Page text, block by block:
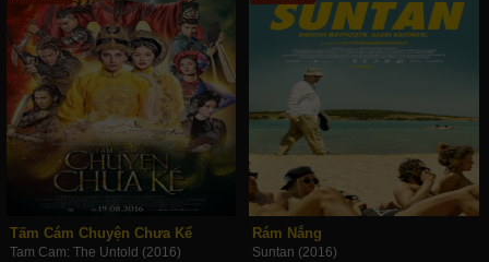
Tấm Cám Chuyện Chưa Kể
Tam Cam: The Untold (2016)
Rám Nắng
Suntan (2016)